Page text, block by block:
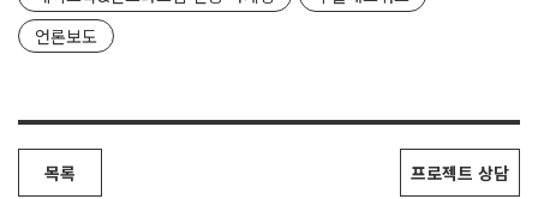
언론보도
목록 프로젝트 상담